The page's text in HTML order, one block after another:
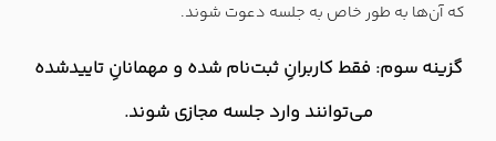
که آن‌ها به طور خاص به جلسه دعوت شوند.
گزینه سوم: فقط کاربرانِ ثبت‌نام شده و مهمانانِ تاییدشده
می‌توانند وارد جلسه مجازی شوند.